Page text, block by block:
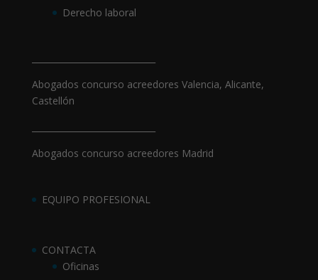
Derecho laboral
Abogados concurso acreedores Valencia, Alicante,
Castellón
Abogados concurso acreedores Madrid
EQUIPO PROFESIONAL
CONTACTA
Oficinas